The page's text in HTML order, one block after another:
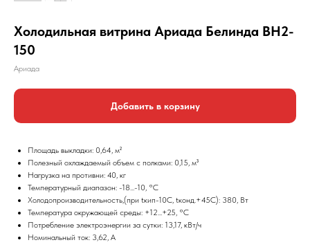
Холодильная витрина Ариада Белинда ВН2-
150
Ариада
Добавить в корзину
Площадь выкладки: 0,64, м²
Полезный охлаждаемый объем с полками: 0,15, м³
Нагрузка на противни: 40, кг
Температурный диапазон: -18...-10, °С
Холодопроизводительность,(при tкип-10С, tконд.+45С): 380, Вт
Температура окружающей среды: +12...+25, °С
Потребление электроэнергии за сутки: 13,17, кВт/ч
Номинальный ток: 3,62, А